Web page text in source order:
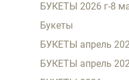
БУКЕТЫ 2026 г-8
Букеты
БУКЕТЫ апрель
БУКЕТЫ апрель